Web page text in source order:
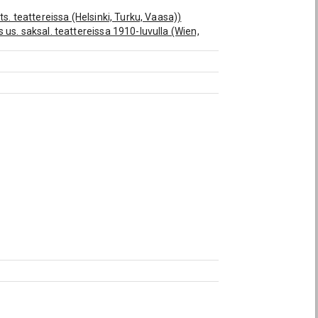
teattereissa (Helsinki, Turku, Vaasa))
saksal. teattereissa 1910-luvulla (Wien,